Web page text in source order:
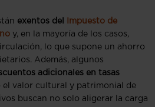
exentos del
Impuesto de
y, en la mayoría de los casos,
lo que supone un ahorro
Además, algunos
adicionales en tasas
el valor cultural y patrimonial de
buscan no solo aligerar la carga